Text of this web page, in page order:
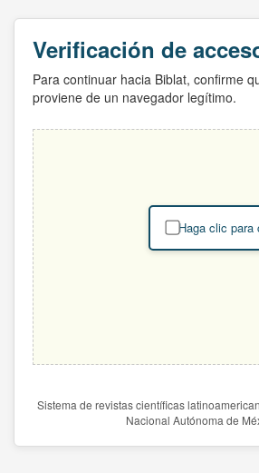
Verificación de
Para continuar hacia Biblat, confirme
proviene de un navegador legítimo.
Haga clic para
Sistema de revistas científicas
Nacional Autónoma de